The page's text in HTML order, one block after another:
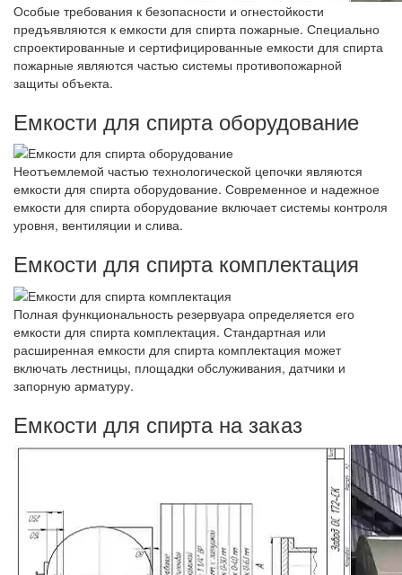
Особые требования к безопасности и огнестойкости
предъявляются к емкости для спирта пожарные. Специально
спроектированные и сертифицированные емкости для спирта
пожарные являются частью системы противопожарной
защиты объекта.
Емкости для спирта оборудование
Неотъемлемой частью технологической цепочки являются
емкости для спирта оборудование. Современное и надежное
емкости для спирта оборудование включает системы контроля
уровня, вентиляции и слива.
Емкости для спирта комплектация
Полная функциональность резервуара определяется его
емкости для спирта комплектация. Стандартная или
расширенная емкости для спирта комплектация может
включать лестницы, площадки обслуживания, датчики и
запорную арматуру.
Емкости для спирта на заказ